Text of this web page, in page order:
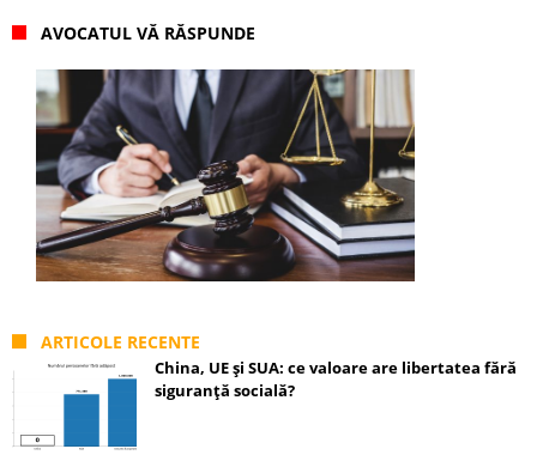
AVOCATUL VĂ RĂSPUNDE
ARTICOLE RECENTE
China, UE și SUA: ce valoare are libertatea fără
siguranță socială?